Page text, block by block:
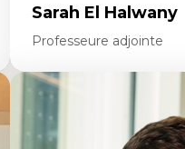
Sarah El Halwany
Professeure adjointe
Expertises
Les apports
l'affect, du